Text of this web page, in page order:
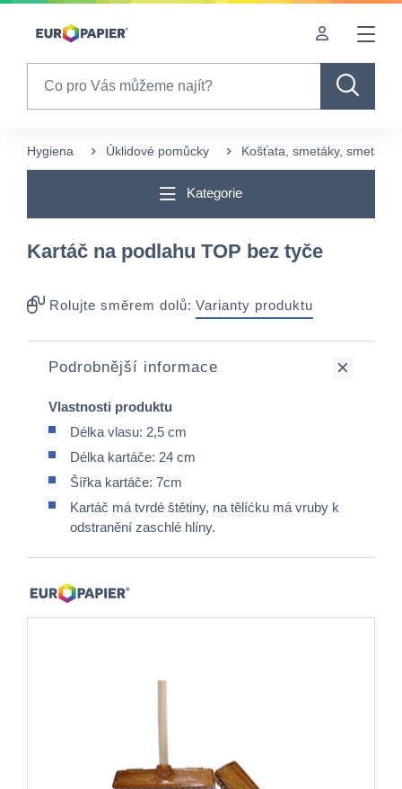
Table Of Content
Hygiena Úklidové pomůcky Košťata, smetáky,
Kategorie
Kartáč na podlahu TOP bez tyče
Rolujte směrem dolů: Varianty produktu
Podrobnější informace
Vlastnosti produktu
Délka vlasu: 2,5 cm
Délka kartáče: 24 cm
Šířka kartáče: 7cm
Kartáč má tvrdé štětiny, na tělíćku má vruby k
odstranění zaschlé hlíny.